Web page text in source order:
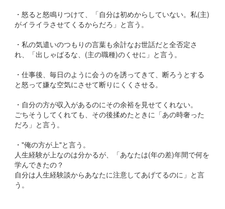
・怒ると怒鳴りつけて、「自分は初めからしていない。私(主)
がイライラさせてくるからだろ」と言う。
・私の気遣いのつもりの言葉も余計なお世話だと全否定さ
れ、「出しゃばるな、(主の職種)のくせに」と言う。
・仕事後、毎日のように会うのを誘ってきて、断ろうとする
と怒って嫌な空気にさせて断りにくくさせる。
・自分の方が収入があるのにその余裕を見せてくれない。
ごちそうしてくれても、その後揉めたときに「あの時奢った
だろ」と言う。
・"俺の方が上"と言う。
人生経験が上なのは分かるが、「あなたは(年の差)年間で何を
学んできたの？
自分は人生経験談からあなたに注意してあげてるのに」と言
う。